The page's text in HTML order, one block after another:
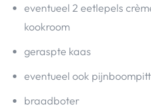
eventueel 2 eetlepels
kookroom
geraspte kaas
eventueel ook
braadboter